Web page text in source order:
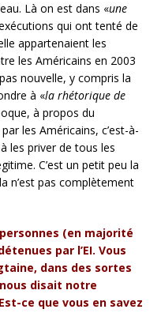
Là on est dans «une
qui ont tenté de
appartenaient les
les Américains en 2003
nouvelle, y compris la
à «la rhétorique de
à propos du
les Américains, c’est-à-
les priver de tous les
C’est un petit peu la
n’est pas complètement
(en majorité
par l’EI. Vous
dans des sortes
disait notre
ce que vous en savez